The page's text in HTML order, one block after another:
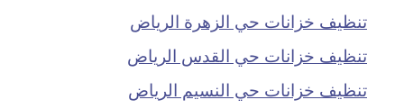
تنظيف خزانات حي الزهرة الرياض
تنظيف خزانات حي القدس الرياض
تنظيف خزانات حي النسيم الرياض